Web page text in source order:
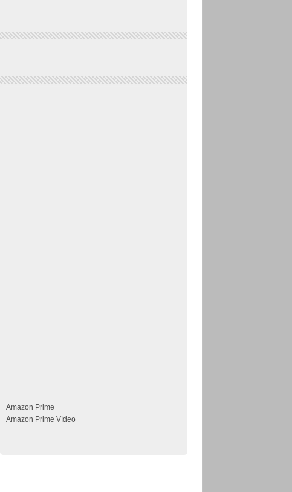
Amazon Prime
Amazon Prime Vídeo